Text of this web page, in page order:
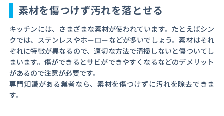
素材を傷つけず汚れを落とせる
キッチンには、さまざまな素材が使われています。たとえばシン
クでは、ステンレスやホーローなどが多いでしょう。素材はそれ
ぞれに特徴が異なるので、適切な方法で清掃しないと傷ついてし
まいます。傷ができるとサビができやすくなるなどのデメリット
があるので注意が必要です。
専門知識がある業者なら、素材を傷つけずに汚れを除去できま
す。